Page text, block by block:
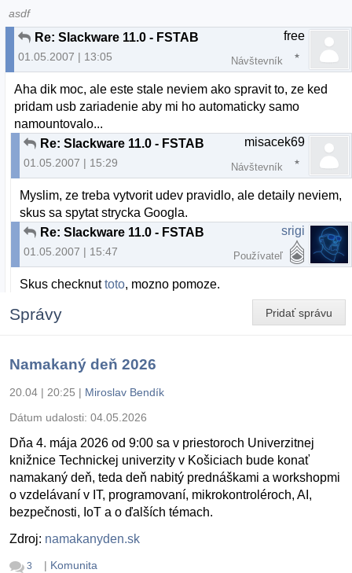
asdf
Re: Slackware 11.0 - FSTAB
01.05.2007 | 13:05
free
Návštevník
Aha dik moc, ale este stale neviem ako spravit to, ze ked
pridam usb zariadenie aby mi ho automaticky samo
namountovalo...
Re: Slackware 11.0 - FSTAB
01.05.2007 | 15:29
misacek69
Návštevník
Myslim, ze treba vytvorit udev pravidlo, ale detaily neviem,
skus sa spytat strycka Googla.
Re: Slackware 11.0 - FSTAB
01.05.2007 | 15:47
srigi
Používateľ
Skus checknuttoto, mozno pomoze.
Pridať správu
Správy
Namakaný deň 2026
20.04 | 20:25 | Miroslav Bendík
Dátum udalosti: 04.05.2026
Dňa 4. mája 2026 od 9:00 sa v priestoroch Univerzitnej
knižnice Technickej univerzity v Košiciach bude konať
namakaný deň, teda deň nabitý prednáškami a workshopmi
o vzdelávaní v IT, programovaní, mikrokontroléroch, AI,
bezpečnosti, IoT a o ďalších témach.
Zdroj: namakanyden.sk
3 | Komunita